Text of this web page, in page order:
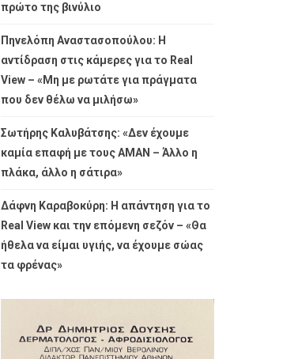
πρώτο της βινύλιο
Πηνελόπη Αναστασοπούλου: Η
αντίδραση στις κάμερες για το Real
View – «Μη με ρωτάτε για πράγματα
που δεν θέλω να μιλήσω»
Σωτήρης Καλυβάτσης: «Δεν έχουμε
καμία επαφή με τους ΑΜΑΝ – Άλλο η
πλάκα, άλλο η σάτιρα»
Δάφνη Καραβοκύρη: Η απάντηση για το
Real View και την επόμενη σεζόν – «Θα
ήθελα να είμαι υγιής, να έχουμε σώας
τα φρένας»